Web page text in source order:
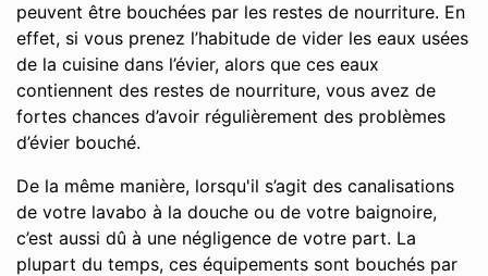
peuvent être bouchées par les restes de nourriture. En
effet, si vous prenez l’habitude de vider les eaux usées
de la cuisine dans l’évier, alors que ces eaux
contiennent des restes de nourriture, vous avez de
fortes chances d’avoir régulièrement des problèmes
d’évier bouché.
De la même manière, lorsqu'il s’agit des canalisations
de votre lavabo à la douche ou de votre baignoire,
c’est aussi dû à une négligence de votre part. La
plupart du temps, ces équipements sont bouchés par